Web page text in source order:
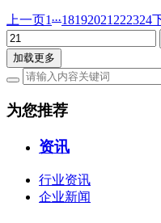
上一页1...18192021 222324
加载更多
为您推荐
资讯
行业资讯
企业新闻